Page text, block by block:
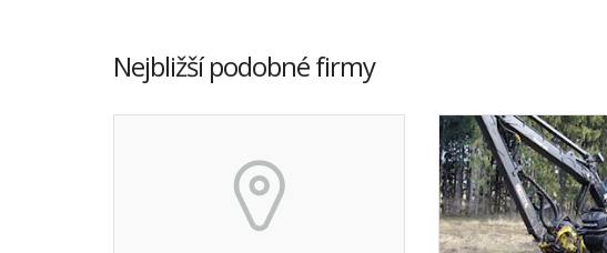
Nejbližší podobné firmy